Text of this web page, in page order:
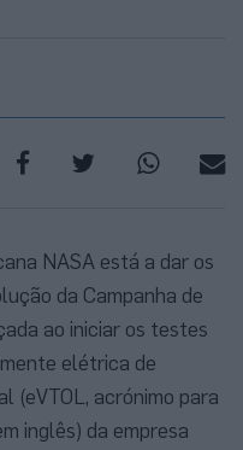
NASA está a dar os
da Campanha de
ao iniciar os testes
elétrica de
(eVTOL, acrónimo para
inglês) da empresa